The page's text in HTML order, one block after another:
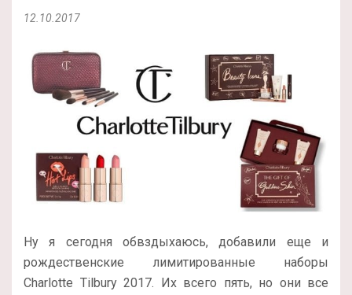
12.10.2017
Ну я сегодня обвздыхаюсь, добавили еще и
рождественские лимитированные наборы
Charlotte Tilbury 2017. Их всего пять, но они все